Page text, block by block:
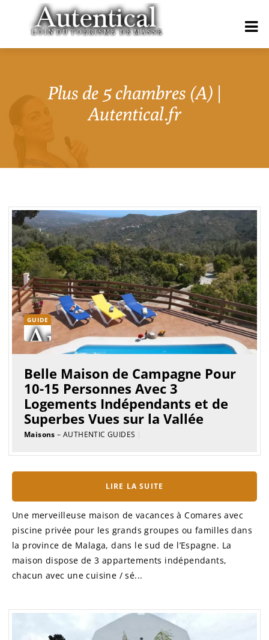
Plus de 5 chambres (A) |
Autentical.fr
GUIDE
Belle Maison de Campagne Pour
10-15 Personnes Avec 3
Logements Indépendants et de
Superbes Vues sur la Vallée
Maisons – AUTHENTIC GUIDES |
LIRE LA SUITE
Une merveilleuse maison de vacances à Comares avec
piscine privée pour les grands groupes ou familles dans
la province de Malaga, dans le sud de l’Espagne. La
maison dispose de 3 appartements indépendants,
chacun avec une cuisine / sé...